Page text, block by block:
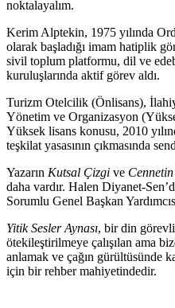
noktalayalım.
Kerim Alptekin, 1975 yılında
olarak başladığı imam hatiplik
sivil toplum platformu, dil ve
kuruluşlarında aktif görev aldı.
Turizm Otelcilik (Önlisans),
Yönetim ve Organizasyon
Yüksek lisans konusu, 2010
teşkilat yasasının çıkmasında
Yazarın Kutsal Çizgi ve
daha vardır. Halen Diyanet-
Sorumlu Genel Başkan
Yitik Sesler Aynası, bir din
ötekileştirilmeye çalışılan ama
anlamak ve çağın gürültüsünde
için bir rehber mahiyetindedir.